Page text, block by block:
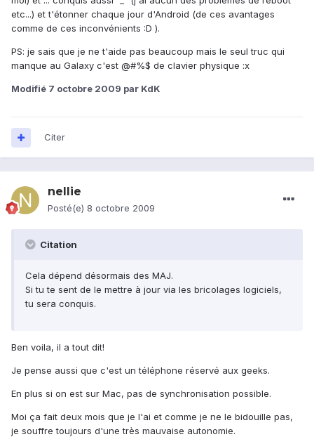
etc...) et t'étonner chaque jour d'Android (de ces avantages
comme de ces inconvénients :D ).
PS: je sais que je ne t'aide pas beaucoup mais le seul truc qui
manque au Galaxy c'est @#%$ de clavier physique :x
Modifié 7 octobre 2009 par KdK
Citer
nellie
Posté(e) 8 octobre 2009
Citation
Cela dépend désormais des MAJ.
Si tu te sent de le mettre à jour via les bricolages logiciels,
tu sera conquis.
Ben voila, il a tout dit!
Je pense aussi que c'est un téléphone réservé aux geeks.
En plus si on est sur Mac, pas de synchronisation possible.
Moi ça fait deux mois que je l'ai et comme je ne le bidouille pas,
je souffre toujours d'une très mauvaise autonomie.